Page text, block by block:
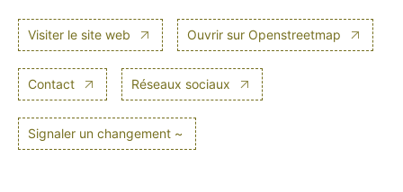
Visiter le site web Ouvrir sur Openstreetmap
Contact Réseaux sociaux
Signaler un changement ~